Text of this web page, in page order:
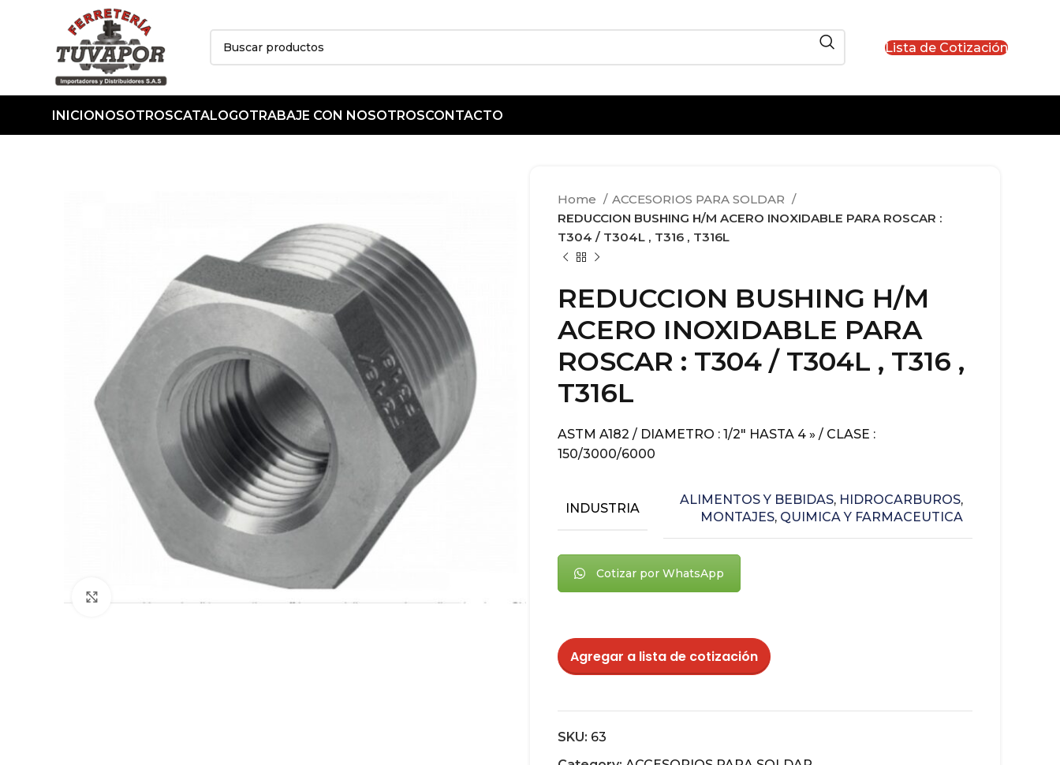
Lista de Cotización
INICIONOSOTROSCATALOGOTRABAJE CON NOSOTROSCONTACTO
Home
ACCESORIOS PARA SOLDAR
REDUCCION BUSHING H/M ACERO INOXIDABLE PARA ROSCAR :
T304 / T304L , T316 , T316L
REDUCCION BUSHING H/M
ACERO INOXIDABLE PARA
ROSCAR : T304 / T304L , T316 ,
T316L
ASTM A182 / DIAMETRO : 1/2″ HASTA 4 » / CLASE :
150/3000/6000
INDUSTRIA
ALIMENTOS Y BEBIDAS, HIDROCARBUROS,
MONTAJES, QUIMICA Y FARMACEUTICA
Cotizar por WhatsApp
Agregar a lista de cotización
SKU: 63